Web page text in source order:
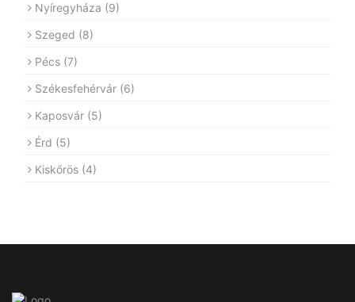
Nyíregyháza (9)
Szeged (8)
Pécs (7)
Székesfehérvár (6)
Kaposvár (5)
Érd (5)
Kiskőrös (4)